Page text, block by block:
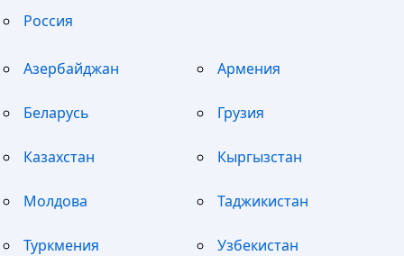
Россия
Азербайджан Армения
Беларусь Грузия
Казахстан Кыргызстан
Молдова Таджикистан
Туркмения Узбекистан